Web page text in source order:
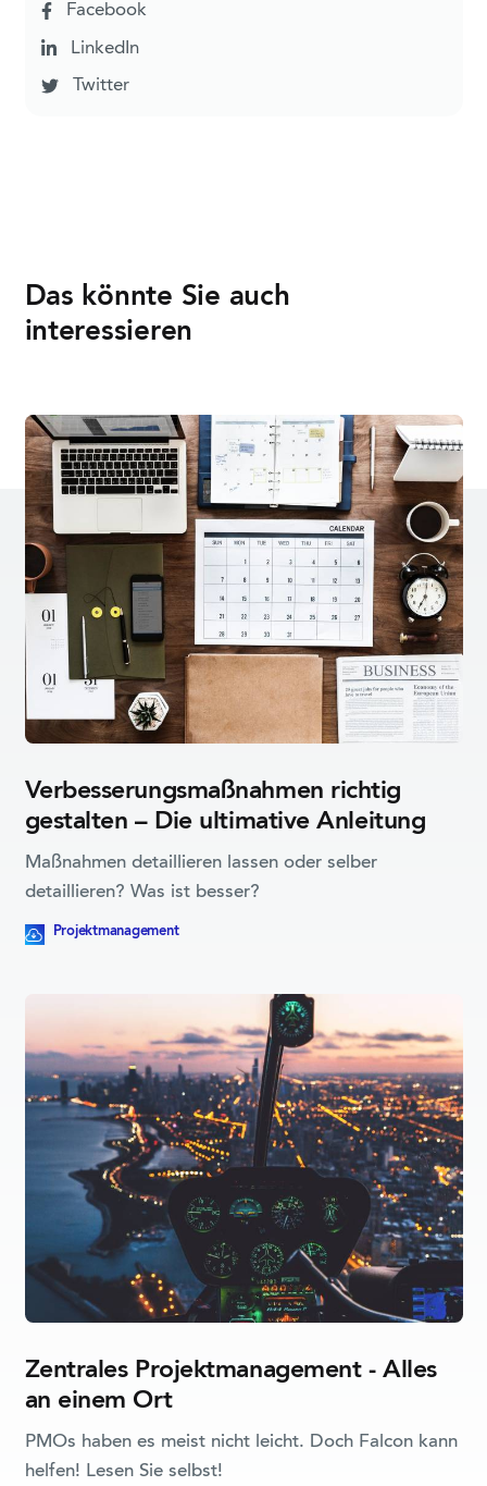
Facebook
LinkedIn
Twitter
Das könnte Sie auch
interessieren
Verbesserungsmaßnahmen richtig
gestalten – Die ultimative Anleitung
Maßnahmen detaillieren lassen oder selber
detaillieren? Was ist besser?
Dieser Blogpost beinhaltet eine herunterladbare Ressource
Projektmanagement
Zentrales Projekt­manage­ment - Alles
an einem Ort
PMOs haben es meist nicht leicht. Doch Falcon kann
helfen! Lesen Sie selbst!